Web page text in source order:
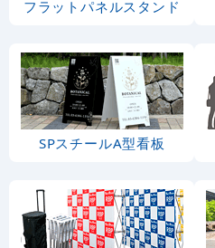
フラットパネルスタンド
SPスチールA型看板